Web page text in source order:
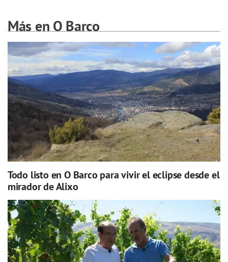
Más en O Barco
Todo listo en O Barco para vivir el eclipse desde el
mirador de Alixo